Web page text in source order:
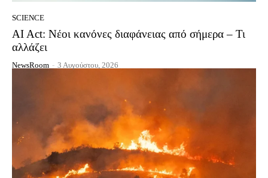
SCIENCE
AI Act: Νέοι κανόνες διαφάνειας από σήμερα – Τι
αλλάζει
NewsRoom - 3 Αυγούστου, 2026